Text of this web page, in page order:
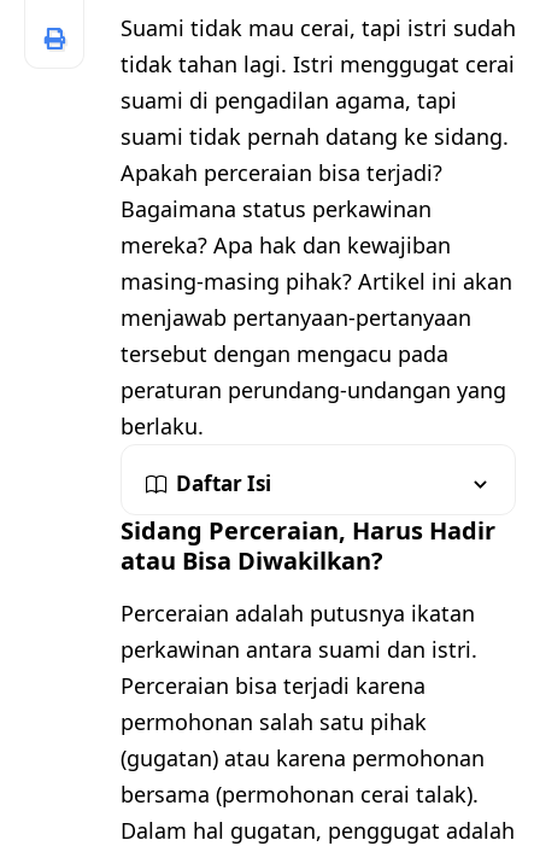
Suami tidak mau cerai, tapi istri sudah
tidak tahan lagi. Istri menggugat cerai
suami di pengadilan agama, tapi
suami tidak pernah datang ke sidang.
Apakah perceraian bisa terjadi?
Bagaimana status perkawinan
mereka? Apa hak dan kewajiban
masing-masing pihak? Artikel ini akan
menjawab pertanyaan-pertanyaan
tersebut dengan mengacu pada
peraturan perundang-undangan yang
berlaku.
Daftar Isi
Sidang Perceraian, Harus Hadir
atau Bisa Diwakilkan?
Perceraian adalah putusnya ikatan
perkawinan antara suami dan istri.
Perceraian bisa terjadi karena
permohonan salah satu pihak
(gugatan) atau karena permohonan
bersama (permohonan cerai talak).
Dalam hal gugatan, penggugat adalah